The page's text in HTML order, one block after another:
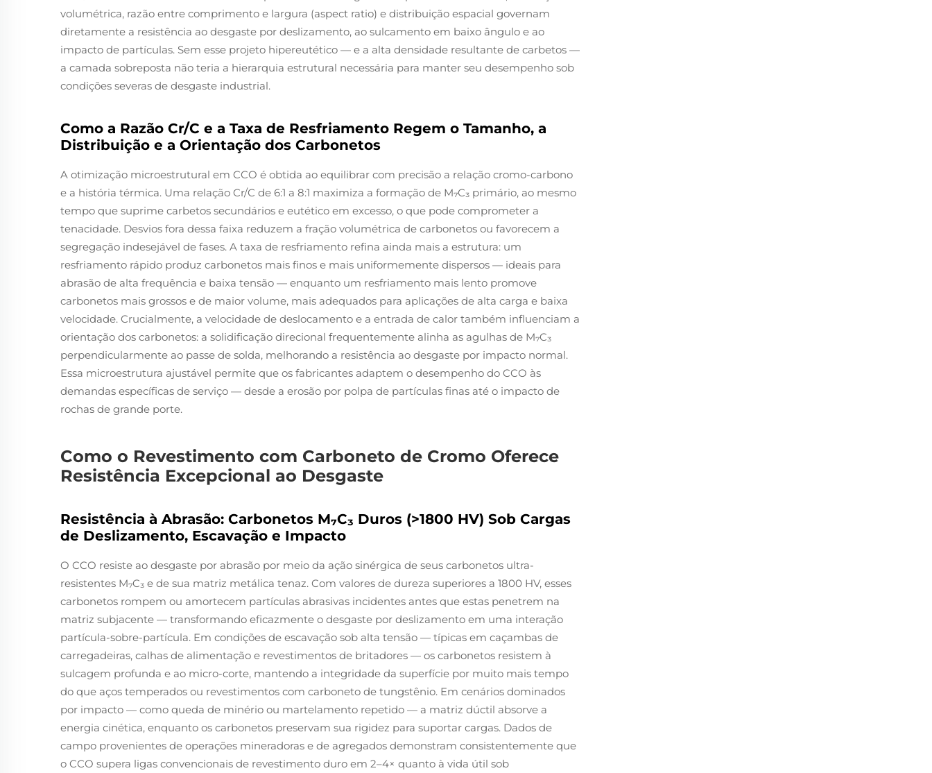
volumétrica, razão entre comprimento e largura (aspect ratio) e distribuição espacial governam
diretamente a resistência ao desgaste por deslizamento, ao sulcamento em baixo ângulo e ao
impacto de partículas. Sem esse projeto hipereutético — e a alta densidade resultante de carbetos —
a camada sobreposta não teria a hierarquia estrutural necessária para manter seu desempenho sob
condições severas de desgaste industrial.
Como a Razão Cr/C e a Taxa de Resfriamento Regem o Tamanho, a
Distribuição e a Orientação dos Carbonetos
A otimização microestrutural em CCO é obtida ao equilibrar com precisão a relação cromo-carbono
e a história térmica. Uma relação Cr/C de 6:1 a 8:1 maximiza a formação de M₇C₃ primário, ao mesmo
tempo que suprime carbetos secundários e eutético em excesso, o que pode comprometer a
tenacidade. Desvios fora dessa faixa reduzem a fração volumétrica de carbonetos ou favorecem a
segregação indesejável de fases. A taxa de resfriamento refina ainda mais a estrutura: um
resfriamento rápido produz carbonetos mais finos e mais uniformemente dispersos — ideais para
abrasão de alta frequência e baixa tensão — enquanto um resfriamento mais lento promove
carbonetos mais grossos e de maior volume, mais adequados para aplicações de alta carga e baixa
velocidade. Crucialmente, a velocidade de deslocamento e a entrada de calor também influenciam a
orientação dos carbonetos: a solidificação direcional frequentemente alinha as agulhas de M₇C₃
perpendicularmente ao passe de solda, melhorando a resistência ao desgaste por impacto normal.
Essa microestrutura ajustável permite que os fabricantes adaptem o desempenho do CCO às
demandas específicas de serviço — desde a erosão por polpa de partículas finas até o impacto de
rochas de grande porte.
Como o Revestimento com Carboneto de Cromo Oferece
Resistência Excepcional ao Desgaste
Resistência à Abrasão: Carbonetos M₇C₃ Duros (>1800 HV) Sob Cargas
de Deslizamento, Escavação e Impacto
O CCO resiste ao desgaste por abrasão por meio da ação sinérgica de seus carbonetos ultra-
resistentes M₇C₃ e de sua matriz metálica tenaz. Com valores de dureza superiores a 1800 HV, esses
carbonetos rompem ou amortecem partículas abrasivas incidentes antes que estas penetrem na
matriz subjacente — transformando eficazmente o desgaste por deslizamento em uma interação
partícula-sobre-partícula. Em condições de escavação sob alta tensão — típicas em caçambas de
carregadeiras, calhas de alimentação e revestimentos de britadores — os carbonetos resistem à
sulcagem profunda e ao micro-corte, mantendo a integridade da superfície por muito mais tempo
do que aços temperados ou revestimentos com carboneto de tungstênio. Em cenários dominados
por impacto — como queda de minério ou martelamento repetido — a matriz dúctil absorve a
energia cinética, enquanto os carbonetos preservam sua rigidez para suportar cargas. Dados de
campo provenientes de operações mineradoras e de agregados demonstram consistentemente que
o CCO supera ligas convencionais de revestimento duro em 2–4× quanto à vida útil sob